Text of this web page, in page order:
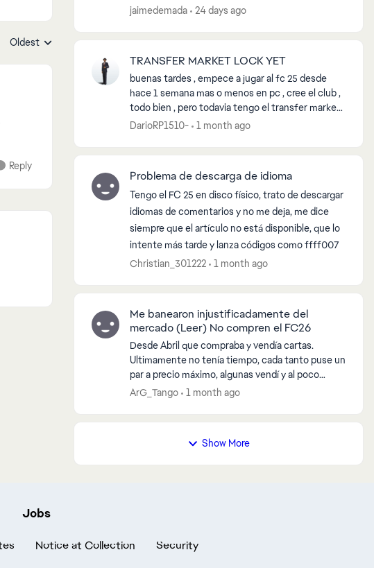
Replies sorted by
Oldest
Reply
Just like Player and Manager Careers, this mode
jaimedemada 24 days ago
TRANSFER MARKET LOCK YET
buenas tardes , empece a jugar al fc 25 desde
hace 1 semana mas o menos en pc , cree el club ,
todo bien , pero todavia tengo el transfer market
lock , me decia supuestamente que al realizar los
DarioRP1510- 1 month ago
Problema de descarga de idioma
Tengo el FC 25 en disco físico, trato de descargar
idiomas de comentarios y no me deja, me dice
siempre que el artículo no está disponible, que lo
intente más tarde y lanza códigos como ffff007
Christian_301222
1 month ago
Me banearon injustificadamente del
mercado (Leer) No compren el FC26
Desde Abril que compraba y vendía cartas.
Ultimamente no tenía tiempo, cada tanto puse un
par a precio máximo, algunas vendí y al poco
tiempo recibí el mail diciendo que me habían
ArG_Tango 1 month ago
Show More
Jobs
Notice at Collection Security